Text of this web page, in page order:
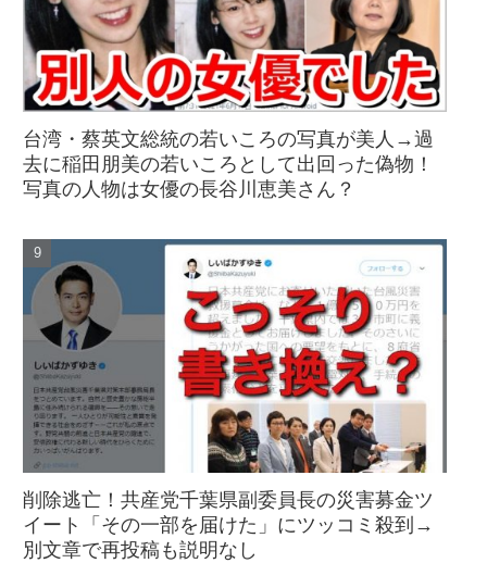
台湾・蔡英文総統の若いころの写真が美人→過
去に稲田朋美の若いころとして出回った偽物！
写真の人物は女優の長谷川恵美さん？
削除逃亡！共産党千葉県副委員長の災害募金ツ
イート「その一部を届けた」にツッコミ殺到→
別文章で再投稿も説明なし